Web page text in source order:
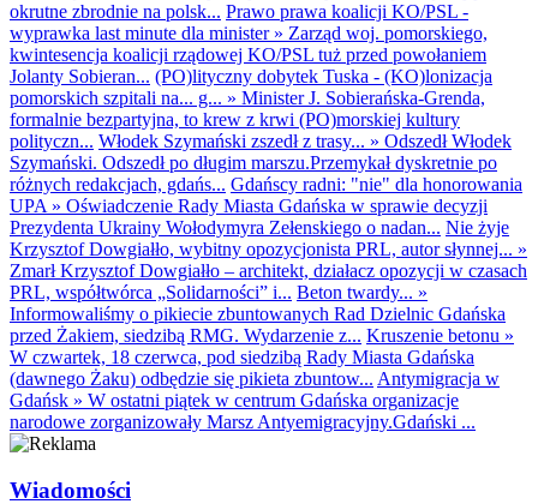
okrutne zbrodnie na polsk... Prawo prawa koalicji KO/PSL -
wyprawka last minute dla minister» Zarząd woj. pomorskiego,
kwintesencja koalicji rządowej KO/PSL tuż przed powołaniem
Jolanty Sobieran... (PO)lityczny dobytek Tuska - (KO)lonizacja
pomorskich szpitali na... g... » Minister J. Sobierańska-Grenda,
formalnie bezpartyjna, to krew z krwi (PO)morskiej kultury
polityczn... Włodek Szymański zszedł z trasy... » Odszedł Włodek
Szymański. Odszedł po długim marszu.Przemykał dyskretnie po
różnych redakcjach, gdańs... Gdańscy radni: "nie" dla honorowania
UPA » Oświadczenie Rady Miasta Gdańska w sprawie decyzji
Prezydenta Ukrainy Wołodymyra Zełenskiego o nadan... Nie żyje
Krzysztof Dowgiałło, wybitny opozycjonista PRL, autor słynnej... »
Zmarł Krzysztof Dowgiałło – architekt, działacz opozycji w czasach
PRL, współtwórca „Solidarności” i... Beton twardy... »
Informowaliśmy o pikiecie zbuntowanych Rad Dzielnic Gdańska
przed Żakiem, siedzibą RMG. Wydarzenie z... Kruszenie betonu »
W czwartek, 18 czerwca, pod siedzibą Rady Miasta Gdańska
(dawnego Żaku) odbędzie się pikieta zbuntow... Antymigracja w
Gdańsk » W ostatni piątek w centrum Gdańska organizacje
narodowe zorganizowały Marsz Antyemigracyjny.Gdański ...
Wiadomości